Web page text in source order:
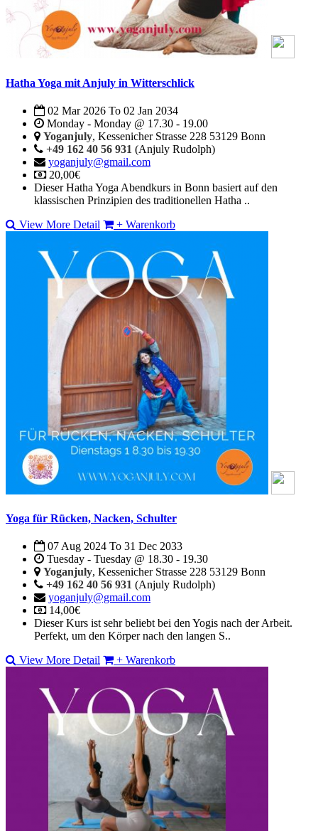
Hatha Yoga mit Anjuly in Witterschlick
02 Mar 2026 To 02 Jan 2034
Monday - Monday @ 17.30 - 19.00
Yoganjuly, Kessenicher Strasse 228 53129 Bonn
+49 162 40 56 931 (Anjuly Rudolph)
yoganjuly@gmail.com
20,00€
Dieser Hatha Yoga Abendkurs in Bonn basiert auf den
klassischen Prinzipien des traditionellen Hatha ..
View More Detail
+ Warenkorb
Yoga für Rücken, Nacken, Schulter
07 Aug 2024 To 31 Dec 2033
Tuesday - Tuesday @ 18.30 - 19.30
Yoganjuly, Kessenicher Strasse 228 53129 Bonn
+49 162 40 56 931 (Anjuly Rudolph)
yoganjuly@gmail.com
14,00€
Dieser Kurs ist sehr beliebt bei den Yogis nach der Arbeit.
Perfekt, um den Körper nach den langen S..
View More Detail
+ Warenkorb